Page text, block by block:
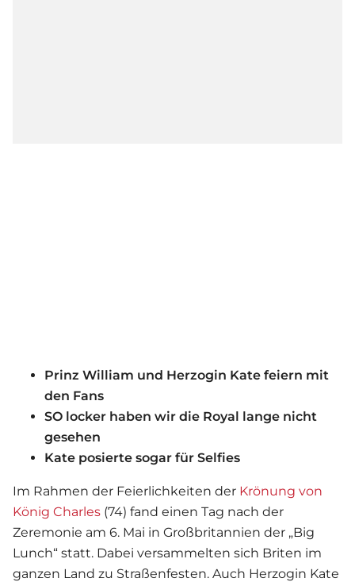
Prinz William und Herzogin Kate feiern mit
den Fans
SO locker haben wir die Royal lange nicht
gesehen
Kate posierte sogar für Selfies
Im Rahmen der Feierlichkeiten der Krönung von
König Charles (74) fand einen Tag nach der
Zeremonie am 6. Mai in Großbritannien der „Big
Lunch“ statt. Dabei versammelten sich Briten im
ganzen Land zu Straßenfesten. Auch Herzogin Kate